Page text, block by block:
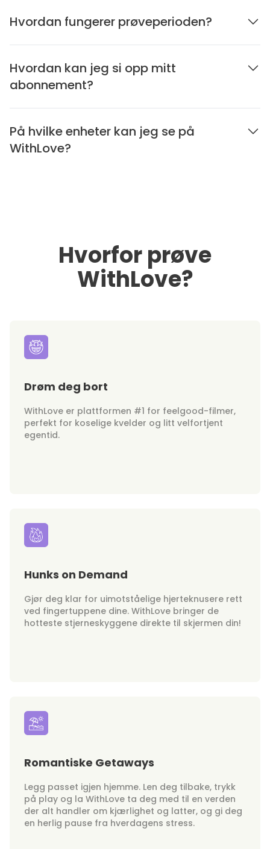
Hvordan fungerer prøveperioden?
Hvordan kan jeg si opp mitt
abonnement?
På hvilke enheter kan jeg se på
WithLove?
Hvorfor prøve
WithLove?
Drøm deg bort
WithLove er plattformen #1 for feelgood-filmer,
perfekt for koselige kvelder og litt velfortjent
egentid.
Hunks on Demand
Gjør deg klar for uimotståelige hjerteknusere rett
ved fingertuppene dine. WithLove bringer de
hotteste stjerneskyggene direkte til skjermen din!
Romantiske Getaways
Legg passet igjen hjemme. Len deg tilbake, trykk
på play og la WithLove ta deg med til en verden
der alt handler om kjærlighet og latter, og gi deg
en herlig pause fra hverdagens stress.